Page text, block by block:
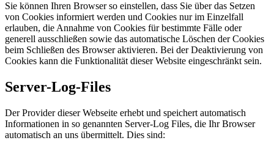
Sie können Ihren Browser so einstellen, dass Sie über das Setzen
von Cookies informiert werden und Cookies nur im Einzelfall
erlauben, die Annahme von Cookies für bestimmte Fälle oder
generell ausschließen sowie das automatische Löschen der Cookies
beim Schließen des Browser aktivieren. Bei der Deaktivierung von
Cookies kann die Funktionalität dieser Website eingeschränkt sein.
Server-Log-Files
Der Provider dieser Webseite erhebt und speichert automatisch
Informationen in so genannten Server-Log Files, die Ihr Browser
automatisch an uns übermittelt. Dies sind: